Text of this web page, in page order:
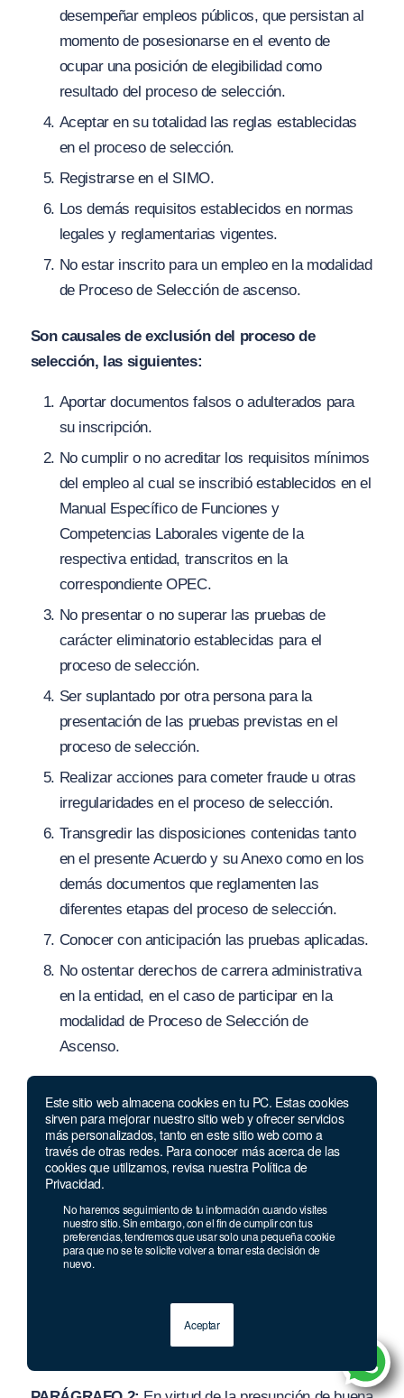
Este sitio web almacena cookies en tu PC. Estas cookies
sirven para mejorar nuestro sitio web y ofrecer servicios
más personalizados, tanto en este sitio web como a
través de otras redes. Para conocer más acerca de las
cookies que utilizamos, revisa nuestra Política de
Privacidad.
No haremos seguimiento de tu información cuando visites
nuestro sitio. Sin embargo, con el fin de cumplir con tus
preferencias, tendremos que usar solo una pequeña cookie
para que no se te solicite volver a tomar esta decisión de
nuevo.
Aceptar
desempeñar empleos públicos, que persistan al
momento de posesionarse en el evento de
ocupar una posición de elegibilidad como
resultado del proceso de selección.
Aceptar en su totalidad las reglas establecidas
en el proceso de selección.
Registrarse en el SIMO.
Los demás requisitos establecidos en normas
legales y reglamentarias vigentes.
No estar inscrito para un empleo en la modalidad
de Proceso de Selección de ascenso.
Son causales de exclusión del proceso de
selección, las siguientes:
Aportar documentos falsos o adulterados para
su inscripción.
No cumplir o no acreditar los requisitos mínimos
del empleo al cual se inscribió establecidos en el
Manual Específico de Funciones y
Competencias Laborales vigente de la
respectiva entidad, transcritos en la
correspondiente OPEC.
No presentar o no superar las pruebas de
carácter eliminatorio establecidas para el
proceso de selección.
Ser suplantado por otra persona para la
presentación de las pruebas previstas en el
proceso de selección.
Realizar acciones para cometer fraude u otras
irregularidades en el proceso de selección.
Transgredir las disposiciones contenidas tanto
en el presente Acuerdo y su Anexo como en los
demás documentos que reglamenten las
diferentes etapas del proceso de selección.
Conocer con anticipación las pruebas aplicadas.
No ostentar derechos de carrera administrativa
en la entidad, en el caso de participar en la
modalidad de Proceso de Selección de
Ascenso.
al aspirante en cualquier momento del Proceso de
Selección, cuando se compruebe su ocurrencia, sin
perjuicio de las acciones judiciales, disciplinarias y/o
administrativas a que haya lugar.
PARÁGRAFO 1:El trámite y cumplimiento de las
disposiciones previstas en esta normatividad será
inobservancia de lo señalado en los numerales
anteriores de los requisitos de participación, será